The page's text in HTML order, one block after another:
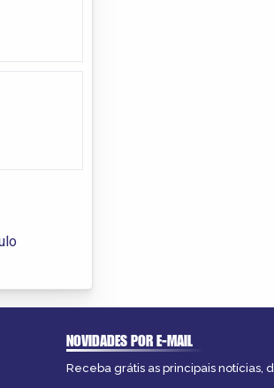
NOVIDADES POR E-MAIL
Receba grátis as principais notícias,